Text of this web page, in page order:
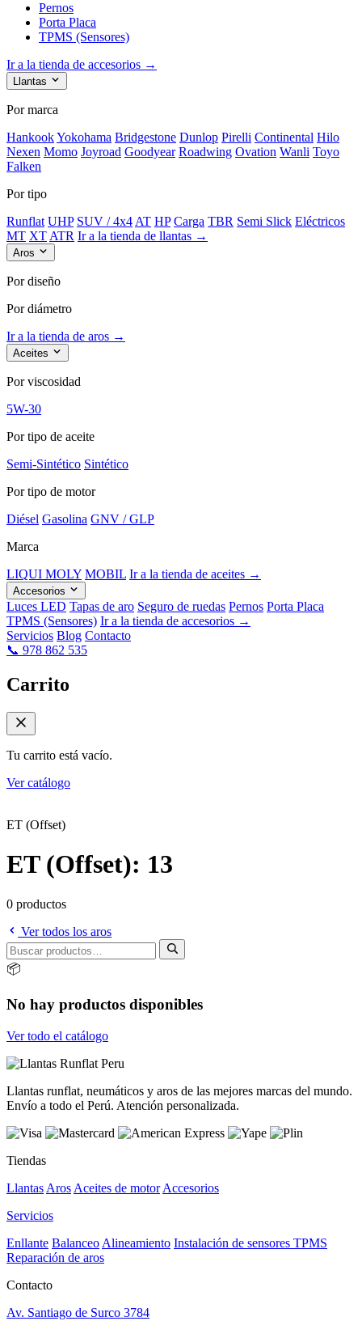
Pernos
Porta Placa
TPMS (Sensores)
Ir a la tienda de accesorios →
Llantas
Por marca
HankookYokohama Bridgestone Dunlop Pirelli Continental Hilo
Nexen Momo Joyroad Goodyear Roadwing Ovation Wanli Toyo
Falken
Por tipo
Runflat UHP SUV / 4x4 AT HP Carga TBR Semi Slick Eléctricos
MT XT ATR Ir a la tienda de llantas →
Aros
Por diseño
Por diámetro
Ir a la tienda de aros →
Aceites
Por viscosidad
5W-30
Por tipo de aceite
Semi-Sintético Sintético
Por tipo de motor
Diésel Gasolina GNV / GLP
Marca
LIQUI MOLY MOBIL Ir a la tienda de aceites →
Accesorios
Luces LED Tapas de aro Seguro de ruedas Pernos Porta Placa
TPMS (Sensores) Ir a la tienda de accesorios →
Servicios Blog Contacto
📞 978 862 535
Carrito
Tu carrito está vacío.
Ver catálogo
ET (Offset)
ET (Offset): 13
0 productos
Ver todos los aros
📦
No hay productos disponibles
Ver todo el catálogo
Llantas runflat, neumáticos y aros de las mejores marcas del mundo.
Envío a todo el Perú. Atención personalizada.
Tiendas
Llantas Aros Aceites de motor Accesorios
Servicios
Enllante Balanceo Alineamiento Instalación de sensores TPMS
Reparación de aros
Contacto
Av. Santiago de Surco 3784